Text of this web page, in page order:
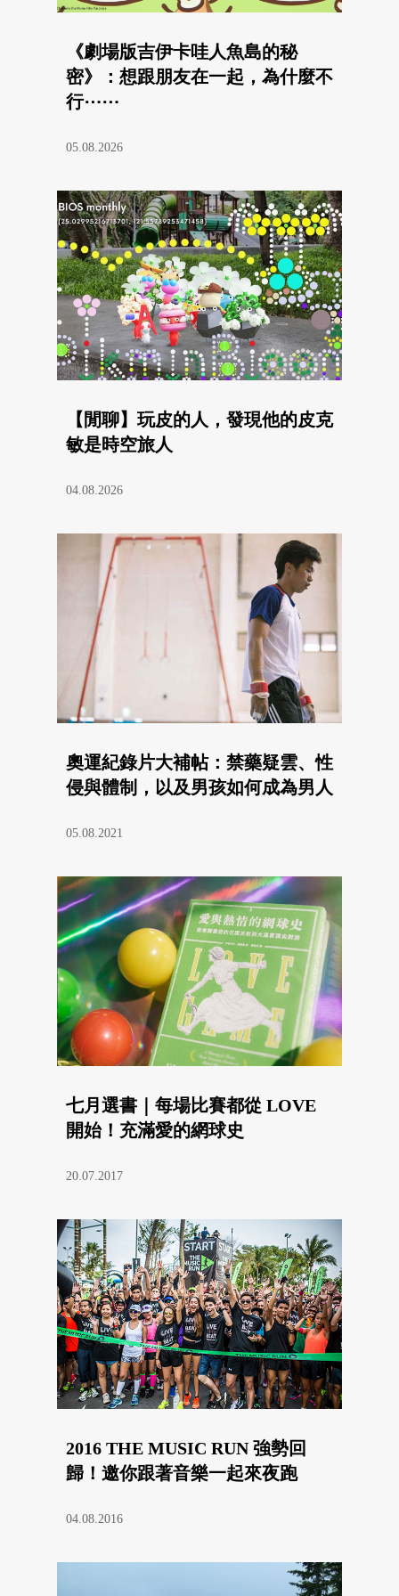
《劇場版吉伊卡哇人魚島的秘
密》：想跟朋友在一起，為什麼不
行⋯⋯
05.08.2026
【閒聊】玩皮的人，發現他的皮克
敏是時空旅人
04.08.2026
奧運紀錄片大補帖：禁藥疑雲、性
侵與體制，以及男孩如何成為男人
05.08.2021
七月選書｜每場比賽都從 LOVE
開始！充滿愛的網球史
20.07.2017
2016 THE MUSIC RUN 強勢回
歸！邀你跟著音樂一起來夜跑
04.08.2016